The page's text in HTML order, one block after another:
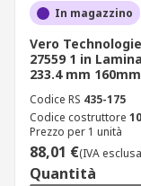
In magazzino
Vero
27559 1 in
233.4 mm 160mm
Codice RS 435-175
Codice costruttore
Prezzo per 1 unità
88,01 €(IVA
Quantità